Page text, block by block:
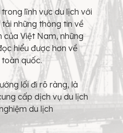
lĩnh vực du lịch với
những thông tin về
của Việt Nam, những
hiểu được hơn về
quốc.
lối đi rõ ràng, là
cấp dịch vụ du lịch
du lịch